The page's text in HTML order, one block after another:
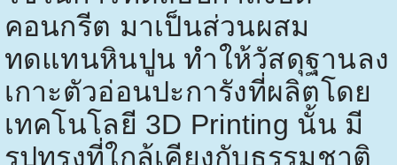
คอนกรีต มาเป็นส่วนผสม
ทดแทนหินปูน ทำให้วัสดุฐานลง
เกาะตัวอ่อนปะการังที่ผลิตโดย
เทคโนโลยี 3D Printing นั้น มี
รูปทรงที่ใกล้เคียงกับธรรมชาติ